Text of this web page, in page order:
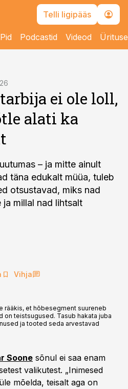
Telli ligipääs
Podcastid Videod
ei ole loll,
alati ka
– ja mitte ainult
täna edukalt müüa, tuleb
otsustavad, miks nad
millal nad lihtsalt
Vihja
rääkis, et hõbesegment suureneb
on teistsugused. Tasub hakata juba
ja tooted seda arvestavad
Soone sõnul ei saa enam
valikutest. „Inimesed
mõelda, teisalt aga on